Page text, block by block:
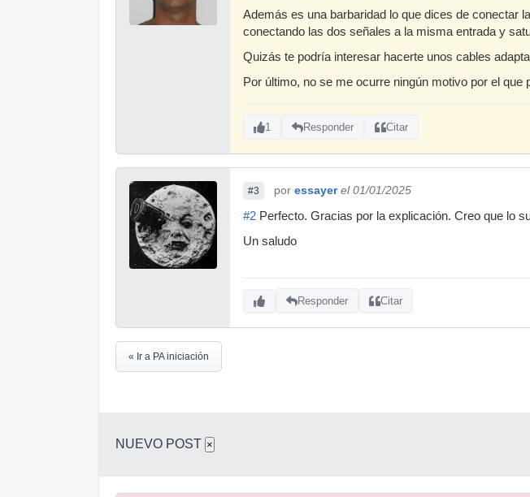
Además es una barbaridad lo que dices de conectar
conectando las dos señales a la misma entrada y
Quizás te podría interesar hacerte unos cables
Por último, no se me ocurre ningún motivo por el
1 Responder Citar
#3 por essayer el 01/01/2025
#2 Perfecto. Gracias por la explicación. Creo que lo
Un saludo
Responder Citar
« Ir a PA iniciación
NUEVO POST ×